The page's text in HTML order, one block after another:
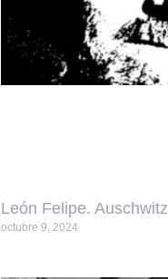
León Felipe. Auschwitz
octubre 9, 2024